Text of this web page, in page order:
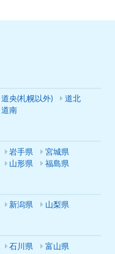
道央(札幌以外)
道北
道南
岩手県
宮城県
山形県 福島県
新潟県 山梨県
石川県 富山県